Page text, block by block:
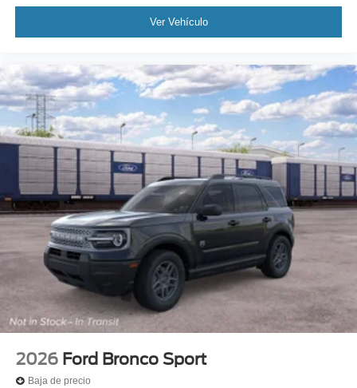
Ver Vehículo
2026 Ford Bronco Sport
Baja de precio